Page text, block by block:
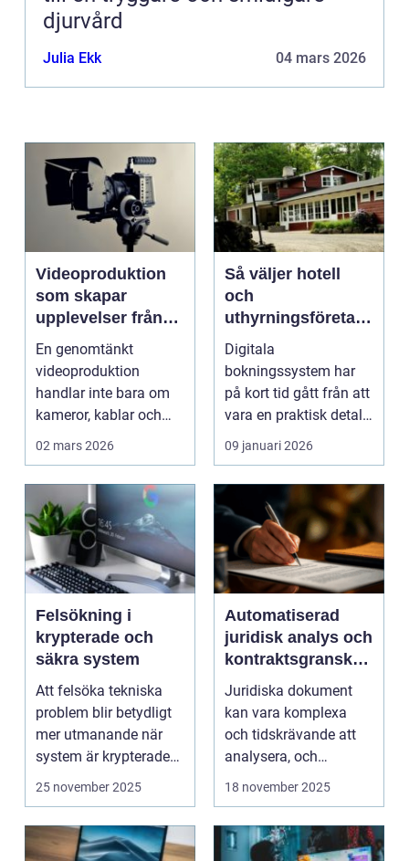
djurvård
Julia Ekk 04 mars 2026
Videoproduktion
som skapar
upplevelser från
idé till färdig
sändning
En genomtänkt
videoproduktion
handlar inte bara om
kameror, kablar och
skärmar. Den handlar
02 mars 2026
Så väljer hotell
och
uthyrningsföretag
rätt
bokningssystem
Digitala
bokningssystem har
på kort tid gått från att
vara en praktisk detalj
till...
09 januari 2026
Felsökning i
krypterade och
säkra system
Att felsöka tekniska
problem blir betydligt
mer utmanande när
system är krypterade
oc...
25 november 2025
Automatiserad
juridisk analys och
kontraktsgranskni
ng
Juridiska dokument
kan vara komplexa
och tidskrävande att
analysera, och
felaktigheter eller mi...
18 november 2025